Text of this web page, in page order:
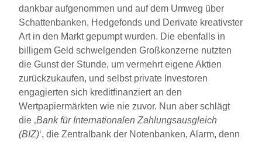
dankbar aufgenommen und auf dem Umweg über
Schattenbanken, Hedgefonds und Derivate kreativster
Art in den Markt gepumpt wurden. Die ebenfalls in
billigem Geld schwelgenden Großkonzerne nutzten
die Gunst der Stunde, um vermehrt eigene Aktien
zurückzukaufen, und selbst private Investoren
engagierten sich kreditfinanziert an den
Wertpapiermärkten wie nie zuvor. Nun aber schlägt
die ‚Bank für Internationalen Zahlungsausgleich
(BIZ)‘, die Zentralbank der Notenbanken, Alarm, denn